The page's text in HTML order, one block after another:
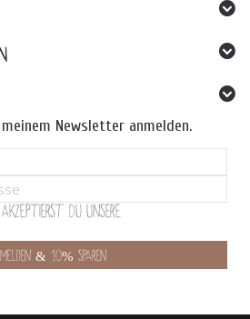
Newsletter anmelden.
Du unsere